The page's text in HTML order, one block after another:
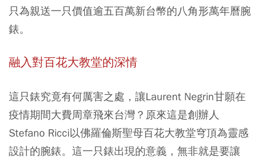
只為親送一只價值逾五百萬新台幣的八角形萬年曆腕
錶。
融入對百花大教堂的深情
這只錶究竟有何厲害之處，讓Laurent Negrin甘願在
疫情期間大費周章飛來台灣？原來這是創辦人
Stefano Ricci以佛羅倫斯聖母百花大教堂穹頂為靈感
設計的腕錶。這一只錶出現的意義，無非就是要讓